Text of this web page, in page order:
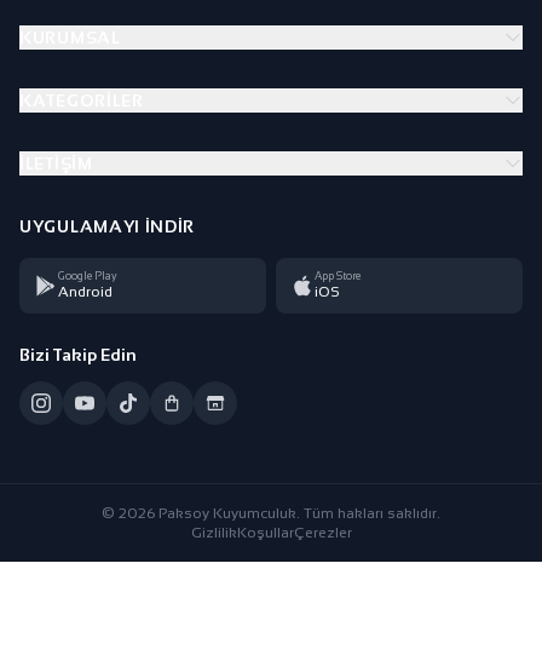
UYGULAMAYI İNDIR
Google Play
Android
App Store
iOS
Bizi Takip Edin
© 2026 Paksoy Kuyumculuk. Tüm hakları saklıdır.
GizlilikKoşullarÇerezler